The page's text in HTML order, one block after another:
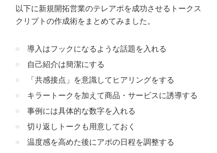
以下に新規開拓営業のテレアポを成功させるトークス
クリプトの作成術をまとめてみました。
導入はフックになるような話題を入れる
自己紹介は簡潔にする
「共感接点」を意識してヒアリングをする
キラートークを加えて商品・サービスに誘導する
事例には具体的な数字を入れる
切り返しトークも用意しておく
温度感を高めた後にアポの日程を調整する